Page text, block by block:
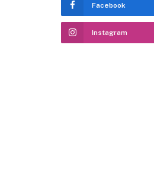
Facebook
Instagram